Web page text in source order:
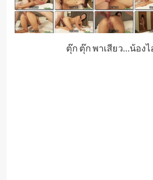
ตุ๊ก ตุ๊ก พาเสียว…น้อง